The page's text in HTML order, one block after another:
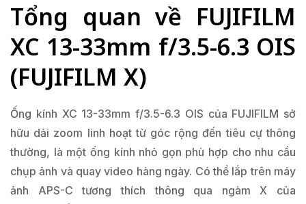
Tổng quan về FUJIFILM
XC 13-33mm f/3.5-6.3 OIS
(FUJIFILM X)
Ống kính XC 13-33mm f/3.5-6.3 OIS của FUJIFILM sở
hữu dải zoom linh hoạt từ góc rộng đến tiêu cự thông
thường, là một ống kính nhỏ gọn phù hợp cho nhu cầu
chụp ảnh và quay video hàng ngày. Có thể lắp trên máy
ảnh APS-C tương thích thông qua ngàm X của